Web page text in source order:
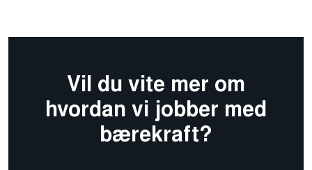
Vil du vite mer om
hvordan vi jobber med
bærekraft?